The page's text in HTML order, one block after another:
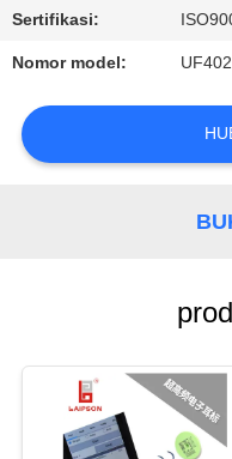
BERITA
PERMINTAAN
PENAWARAN
POLICY
Sertifikasi:
Nomor model: UF402